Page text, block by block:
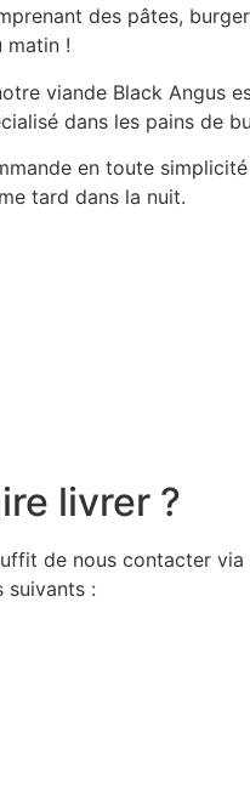
des pâtes,
matin !
viande Black Angus
dans les pains de
en toute
tard dans la nuit.
livrer ?
de nous contacter
suivants :